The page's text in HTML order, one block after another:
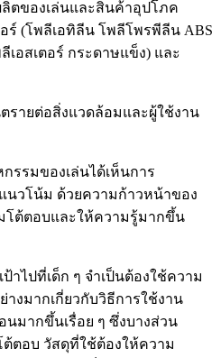
ตของเล่นและสินค้าอุปโภค
ร์ (โพลีเอทิลีน โพลีโพรพีลีน ABS
เอสเตอร์ กระดาษแข็ง) และ
รายต่อสิ่งแวดล้อมและผู้ใช้งาน
รรมของเล่นได้เห็นการ
นวโน้ม ด้วยความก้าวหน้าของ
โต้ตอบและให้ความรู้มากขึ้น
ไปที่เด็ก ๆ จำเป็นต้องใช้ความ
างมากเกี่ยวกับวิธีการใช้งาน
มากขึ้นเรื่อย ๆ ซึ่งบางส่วน
ตอบ วัสดุที่ใช้ต้องให้ความ